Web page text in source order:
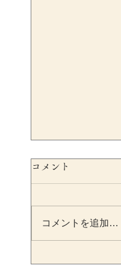
特例有限会社
コメント
コメントを追加…